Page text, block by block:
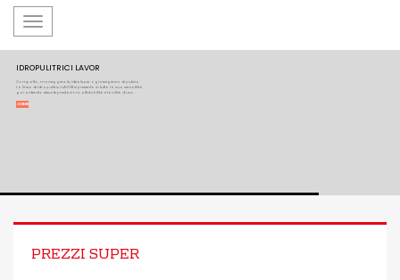
navigazione
Toggle
IDROPULITRICI LAVOR
Compatta, maneggevole, ideale per ogni esigenza di pulizia
La linea di idropulitrici LAVOR si presenta in tutta la sua versatilità
garantendo elevate prestazioni, affidabilità e facilità d’uso.
ACQUISTA ORA
PREZZI SUPER